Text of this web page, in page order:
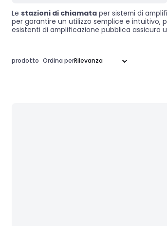
Le stazioni di chiamata per sistemi di
per garantire un utilizzo semplice e
esistenti di amplificazione pubblica assicura
prodotto Ordina per